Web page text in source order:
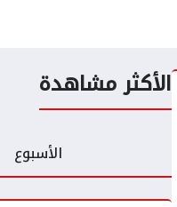
الأكثر مشاهدة
الأسبوع